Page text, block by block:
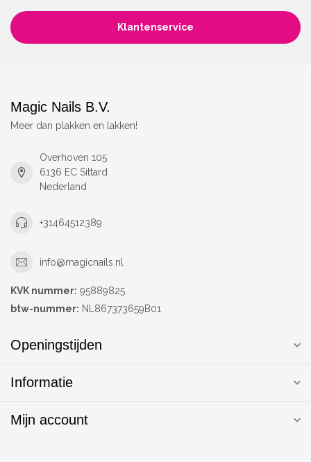
Klantenservice
Magic Nails B.V.
Meer dan plakken en lakken!
Overhoven 105
6136 EC Sittard
Nederland
+31464512389
info@magicnails.nl
KVK nummer: 95889825
btw-nummer: NL867373659B01
Openingstijden
Informatie
Mijn account